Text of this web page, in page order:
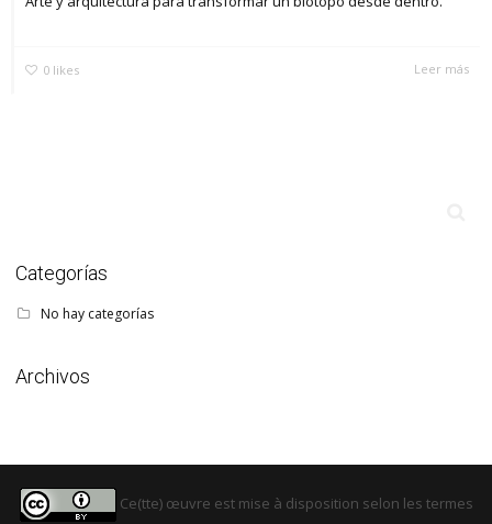
0 likes Leer más
Categorías
No hay categorías
Archivos
Ce(tte) œuvre est mise à disposition selon les termes